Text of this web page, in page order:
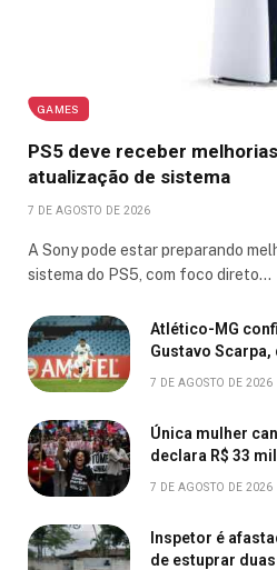
GAMES
PS5 deve receber
atualização de sistema
7 DE AGOSTO DE 2026
A Sony pode estar preparando
sistema do PS5, com foco direto…
Atlético-MG
Gustavo
7 DE AGOSTO DE 2026
Única mulher
declara R$ 33
7 DE AGOSTO DE 2026
Inspetor é
de estuprar